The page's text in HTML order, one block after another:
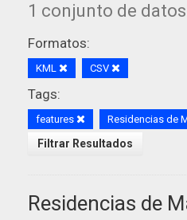
1 conjunto de
Formatos:
KML CSV
Tags:
features Residencias de
Filtrar Resultados
Residencias de